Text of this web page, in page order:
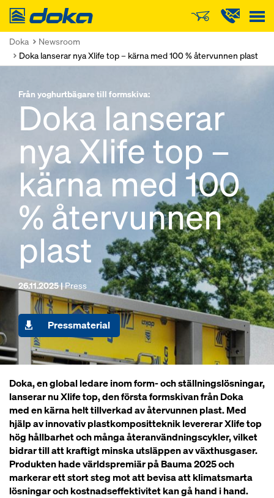
Doka
Doka
Newsroom
Doka lanserar nya Xlife top – kärna med 100 % återvunnen plast
Från yoghurtbägare till formskiva:
Doka lanserar
nya Xlife top –
kärna med 100
% återvunnen
plast
26.11.2025 |Press
Pressmaterial
Doka, en global ledare inom form- och ställningslösningar,
lanserar nu Xlife top, den första formskivan från Doka
med en kärna helt tillverkad av återvunnen plast. Med
hjälp av innovativ plastkompositteknik levererar Xlife top
hög hållbarhet och många återanvändningscykler, vilket
bidrar till att kraftigt minska utsläppen av växthusgaser.
Produkten hade världspremiär på Bauma 2025 och
markerar ett stort steg mot att bevisa att klimatsmarta
lösningar och kostnadseffektivitet kan gå hand i hand.